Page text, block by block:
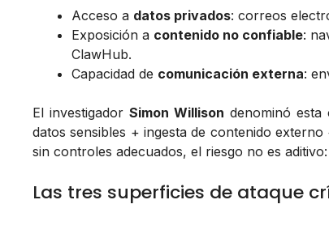
Acceso a datos privados: correos
Exposición a contenido no confiable:
ClawHub.
Capacidad de comunicación externa:
El investigador Simon Willison denominó esta
datos sensibles + ingesta de contenido
sin controles adecuados, el riesgo no es
Las tres superficies de ataque